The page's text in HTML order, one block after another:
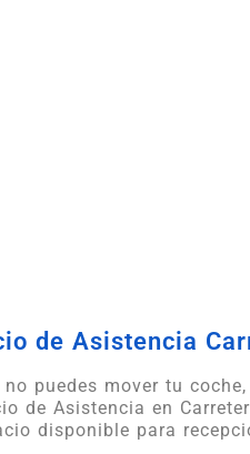
de Asistencia
puedes mover tu
de Asistencia en
disponible para